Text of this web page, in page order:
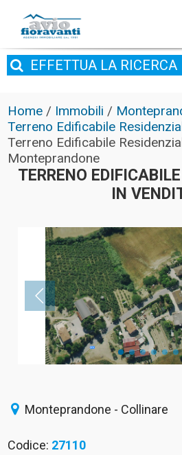
EFFETTUA LA RICERCA
Home / Immobili /
Terreno Edificabile
Terreno Edificabile
Monteprandone
TERRENO
IN
Monteprandone - Collinare
Codice: 27110